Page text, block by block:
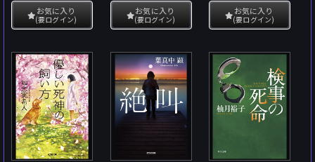
お気に入り
(要ログイン)
お気に入り
(要ログイン)
お気に入り
(要ログイン)